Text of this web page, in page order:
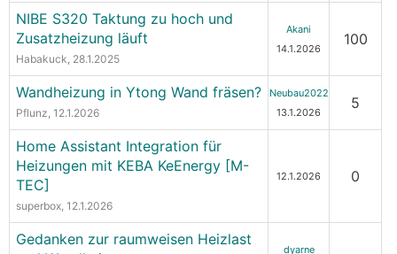
NIBE S320 Taktung zu hoch und
Zusatzheizung läuft
Habakuck, 28.1.2025
Akani
14.1.2026
100
Wandheizung in Ytong Wand fräsen?
Pflunz, 12.1.2026
Neubau2022
13.1.2026
5
Home Assistant Integration für
Heizungen mit KEBA KeEnergy [M-
TEC]
superbox, 12.1.2026
12.1.2026 0
Gedanken zur raumweisen Heizlast
dyarne